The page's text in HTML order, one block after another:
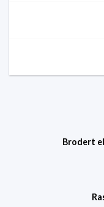
Brodert